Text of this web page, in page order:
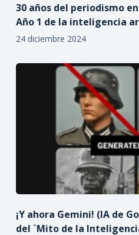
30 años del periodismo
Año 1 de la inteligencia
24 diciembre 2024
¡Y ahora Gemini! (IA de
del `Mito de la